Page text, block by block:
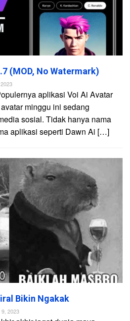
(MOD, No Watermark)
aplikasi Voi Ai Avatar
minggu ini sedang
sosial. Tidak hanya nama
aplikasi seperti Dawn Ai […]
Bikin Ngakak
2023